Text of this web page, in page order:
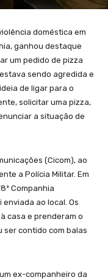
doméstica em
ganhou destaque
um pedido de pizza
sendo agredida e
de ligar para o
solicitar uma pizza,
a situação de
(Cicom), ao
a Polícia Militar. Em
Companhia
ao local. Os
casa e prenderam o
ser contido com balas
ex-companheiro da